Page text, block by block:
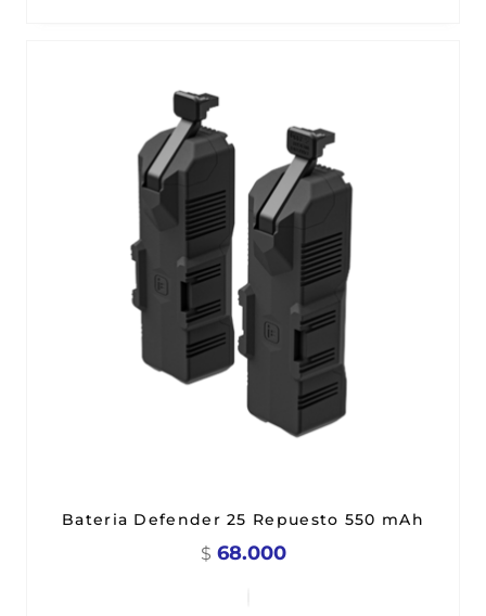
Bateria Defender 25 Repuesto 550 mAh
$ 68.000